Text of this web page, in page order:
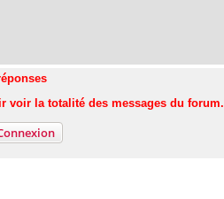
voir la totalité des messages du forum.